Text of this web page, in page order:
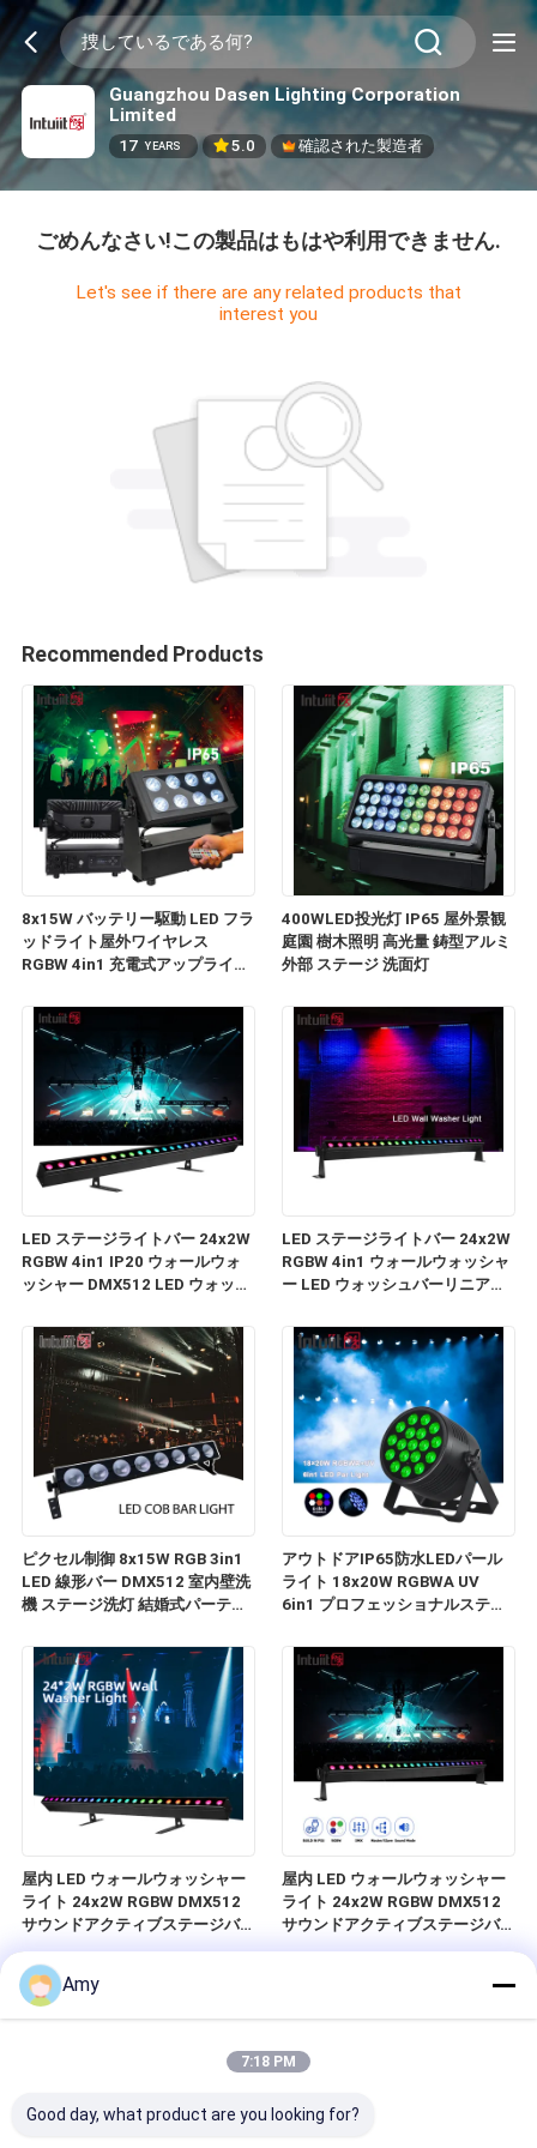
Guangzhou Dasen Lighting Corporation
Limited
17 YEARS 5.0 確認された製造者
ごめんなさい!この製品はもはや利用できません.
Let's see if there are any related products that
interest you
Recommended Products
8x15W バッテリー駆動 LED フラ
ッドライト屋外ワイヤレス
RGBW 4in1 充電式アップライト
DJ
400WLED投光灯 IP65 屋外景観
庭園 樹木照明 高光量 鋳型アルミ
外部 ステージ 洗面灯
LED ステージライトバー 24x2W
RGBW 4in1 IP20 ウォールウォ
ッシャー DMX512 LED ウォッシ
クラブパーティー Uplighting
LED ステージライトバー 24x2W
RGBW 4in1 ウォールウォッシャ
ー LED ウォッシュバーリニアス
ピクセル制御 8x15W RGB 3in1
LED 線形バー DMX512 室内壁洗
機 ステージ洗灯 結婚式パーティ
アウトドアIP65防水LEDパール
ライト 18x20W RGBWA UV
6in1 プロフェッショナルステー
ントのための缶 スタジアムクラ
屋内 LED ウォールウォッシャー
ライト 24x2W RGBW DMX512
サウンドアクティブステージバー
照明 IP20 リニアウォッシュライ
ト建築インテリア装飾用
屋内 LED ウォールウォッシャー
ライト 24x2W RGBW DMX512
サウンドアクティブステージバー
照明 IP20 リニアウォッシュライ
Amy
7:18 PM
Good day, what product are you looking for?